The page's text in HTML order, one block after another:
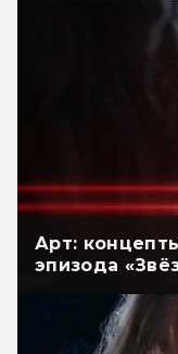
Арт:
эпизода